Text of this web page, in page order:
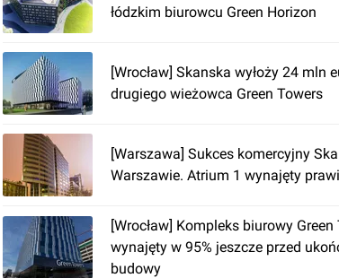
łódzkim biurowcu Green Horizon
[Wrocław] Skanska wyłoży 24 mln
drugiego wieżowca Green Towers
[Warszawa] Sukces komercyjny
Warszawie. Atrium 1 wynajęty
[Wrocław] Kompleks biurowy Green
wynajęty w 95% jeszcze przed
budowy